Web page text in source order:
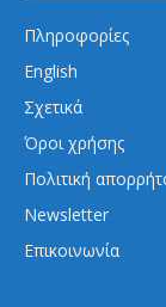
Πληροφορίες
English
Σχετικά
Όροι χρήσης
Πολιτική
Newsletter
Επικοινωνία